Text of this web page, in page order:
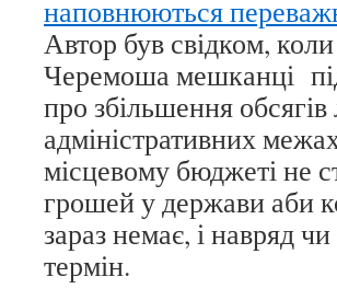
наповнюються
Автор був свідком,
Черемоша мешканці
про збільшення
адміністративних
місцевому бюджеті не
грошей у держави аби
зараз немає, і навряд
термін.